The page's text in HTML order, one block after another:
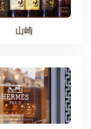
山崎